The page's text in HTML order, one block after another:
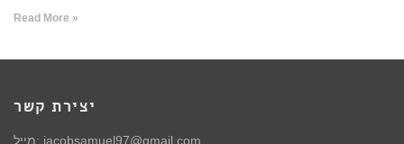
Read More »
יצירת קשר
מייל: jacobsamuel97@gmail.com